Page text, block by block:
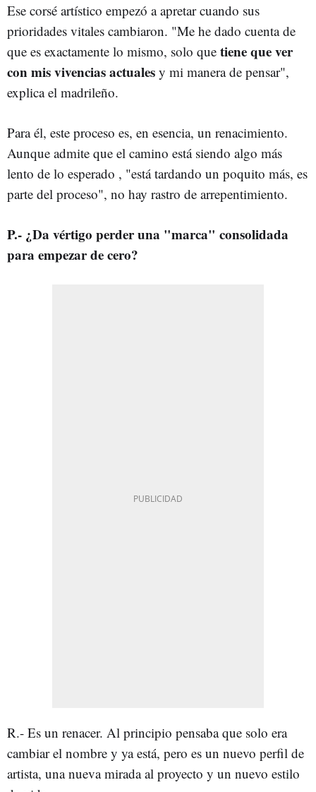
Ese corsé artístico empezó a apretar cuando sus
prioridades vitales cambiaron. "Me he dado cuenta de
que es exactamente lo mismo, solo que tiene que ver
con mis vivencias actuales y mi manera de pensar",
explica el madrileño.
Para él, este proceso es, en esencia, un renacimiento.
Aunque admite que el camino está siendo algo más
lento de lo esperado , "está tardando un poquito más, es
parte del proceso", no hay rastro de arrepentimiento.
P.- ¿Da vértigo perder una "marca" consolidada
para empezar de cero?
R.- Es un renacer. Al principio pensaba que solo era
cambiar el nombre y ya está, pero es un nuevo perfil de
artista, una nueva mirada al proyecto y un nuevo estilo